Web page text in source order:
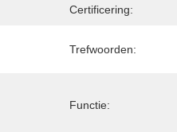
Certificering:
Trefwoorden:
Functie: